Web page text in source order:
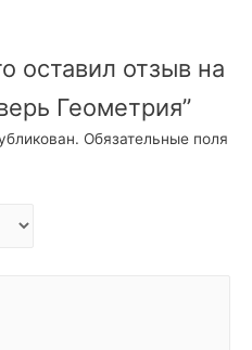
оставил отзыв на
Геометрия”
Обязательные поля